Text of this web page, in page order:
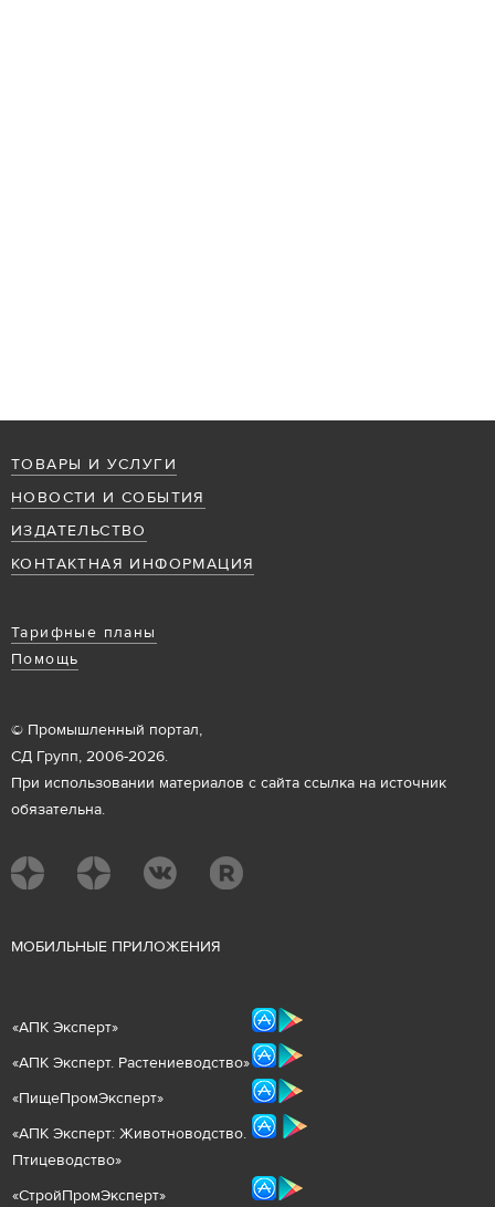
ТОВАРЫ И УСЛУГИ
НОВОСТИ И СОБЫТИЯ
ИЗДАТЕЛЬСТВО
КОНТАКТНАЯ ИНФОРМАЦИЯ
Тарифные планы
Помощь
© Промышленный портал,
СД Групп, 2006-2026.
При использовании материалов с сайта ссылка на источник
обязательна.
МОБИЛЬНЫЕ ПРИЛОЖЕНИЯ
«АПК Эксперт»
«АПК Эксперт. Растениеводство»
«ПищеПромЭксперт»
«АПК Эксперт: Животноводство.
Птицеводство»
«СтройПромЭксперт»